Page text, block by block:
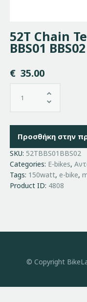
52T Chain
BBS01
€ 35.00
Προσθήκη στην
SKU: 52TBBS01BBS02
Categories: E-bikes,
Tags: 150watt, e-bike,
Product ID: 4808
© Copyright